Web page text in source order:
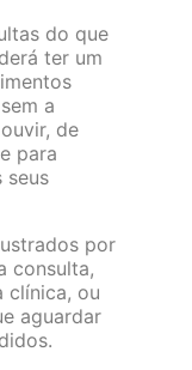
do que
ter um
a
de
para
seus
por
consulta,
clínica, ou
aguardar